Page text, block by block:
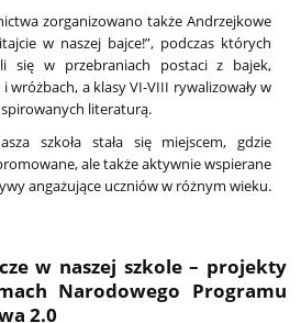
zorganizowano także Andrzejkowe
w naszej bajce!”, podczas których
się w przebraniach postaci z bajek,
wróżbach, a klasy VI-VIII rywalizowały w
literaturą.
szkoła stała się miejscem, gdzie
ale także aktywnie wspierane
angażujące uczniów w różnym wieku.
w naszej szkole – projekty
Narodowego Programu
2.0